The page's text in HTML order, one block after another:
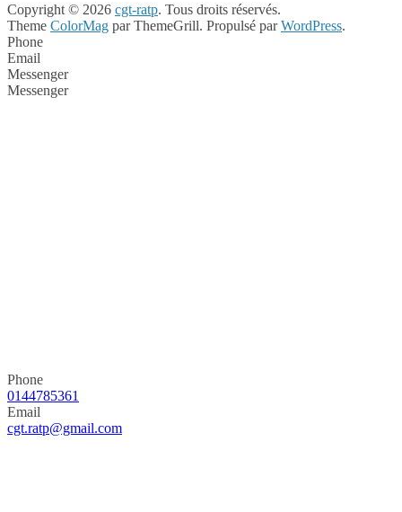
Copyright © 2026 cgt-ratp. Tous droits réservés.
Theme ColorMag par ThemeGrill. Propulsé parWordPress.
Phone
Email
Messenger
Messenger
Phone
0144785361
Email
cgt.ratp@gmail.com